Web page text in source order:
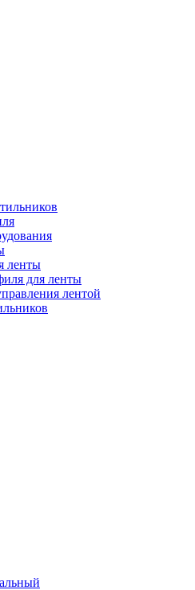
ленты
для ленты
лентой